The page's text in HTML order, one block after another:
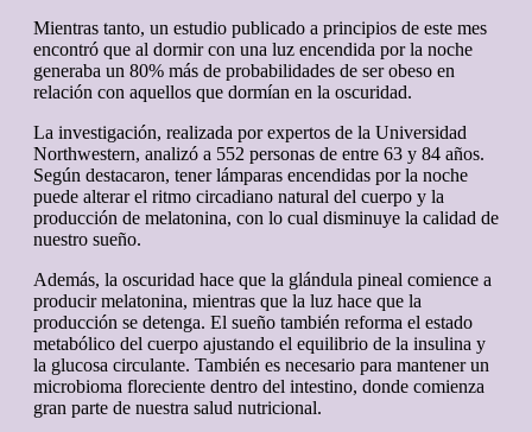
Mientras tanto, un estudio publicado a principios de este mes
encontró que al dormir con una luz encendida por la noche
generaba un 80% más de probabilidades de ser obeso en
relación con aquellos que dormían en la oscuridad.
La investigación, realizada por expertos de la Universidad
Northwestern, analizó a 552 personas de entre 63 y 84 años.
Según destacaron, tener lámparas encendidas por la noche
puede alterar el ritmo circadiano natural del cuerpo y la
producción de melatonina, con lo cual disminuye la calidad de
nuestro sueño.
Además, la oscuridad hace que la glándula pineal comience a
producir melatonina, mientras que la luz hace que la
producción se detenga. El sueño también reforma el estado
metabólico del cuerpo ajustando el equilibrio de la insulina y
la glucosa circulante. También es necesario para mantener un
microbioma floreciente dentro del intestino, donde comienza
gran parte de nuestra salud nutricional.